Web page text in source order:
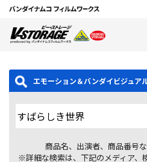
エモーション＆バンダイビジュア
商品名、出演者、商品番号
※詳細な検索は、下記のメディア、